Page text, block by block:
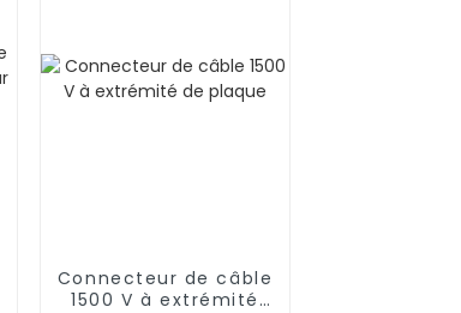
Connecteur de câble
1500 V à extrémité